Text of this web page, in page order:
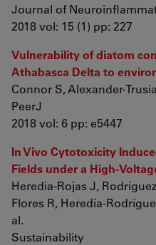
Journal of
2018 vol: 15 (1) pp: 227
Vulnerability of diatom
Athabasca Delta to
Connor S, Alexander-
PeerJ
2018 vol: 6 pp: e5447
In Vivo Cytotoxicity
Fields under a High-
Heredia-Rojas J,
Flores R, Heredia-
al.
Sustainability